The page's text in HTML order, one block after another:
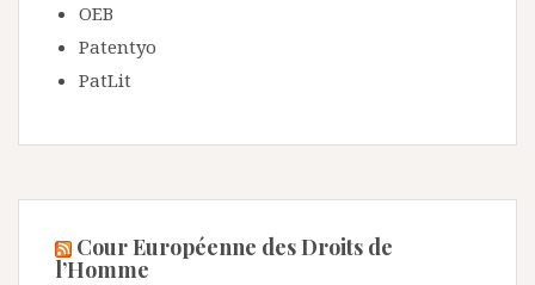
OEB
Patentyo
PatLit
Cour Européenne des Droits de
l’Homme